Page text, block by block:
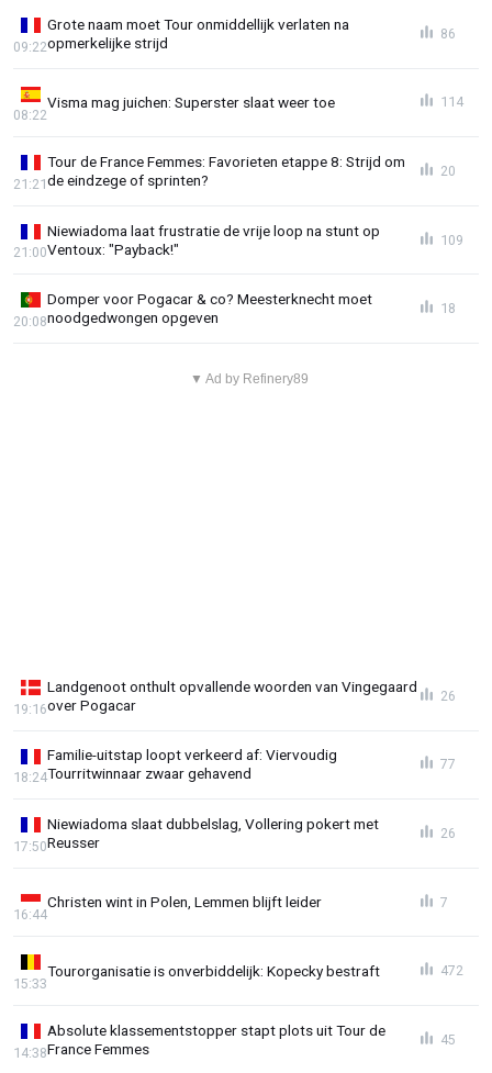
Grote naam moet Tour onmiddellijk verlaten na
opmerkelijke strijd
09:22
86
Visma mag juichen: Superster slaat weer toe
08:22
114
Tour de France Femmes: Favorieten etappe 8: Strijd om
de eindzege of sprinten?
21:21
20
Niewiadoma laat frustratie de vrije loop na stunt op
Ventoux: "Payback!"
21:00
109
Domper voor Pogacar & co? Meesterknecht moet
noodgedwongen opgeven
20:08
18
▼ Ad by Refinery89
Landgenoot onthult opvallende woorden van Vingegaard
over Pogacar
19:16
26
Familie-uitstap loopt verkeerd af: Viervoudig
Tourritwinnaar zwaar gehavend
18:24
77
Niewiadoma slaat dubbelslag, Vollering pokert met
Reusser
17:50
26
Christen wint in Polen, Lemmen blijft leider
16:44
7
Tourorganisatie is onverbiddelijk: Kopecky bestraft
15:33
472
Absolute klassementstopper stapt plots uit Tour de
France Femmes
14:38
45